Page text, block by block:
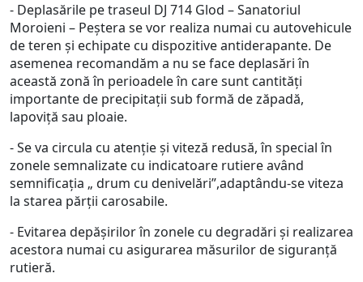
- Deplasările pe traseul DJ 714 Glod – Sanatoriul
Moroieni – Peştera se vor realiza numai cu autovehicule
de teren şi echipate cu dispozitive antiderapante. De
asemenea recomandăm a nu se face deplasări în
această zonă în perioadele în care sunt cantităţi
importante de precipitaţii sub formă de zăpadă,
lapoviţă sau ploaie.
- Se va circula cu atenţie şi viteză redusă, în special în
zonele semnalizate cu indicatoare rutiere având
semnificaţia „ drum cu denivelări”,adaptându-se viteza
la starea părţii carosabile.
- Evitarea depăşirilor în zonele cu degradări şi realizarea
acestora numai cu asigurarea măsurilor de siguranţă
rutieră.